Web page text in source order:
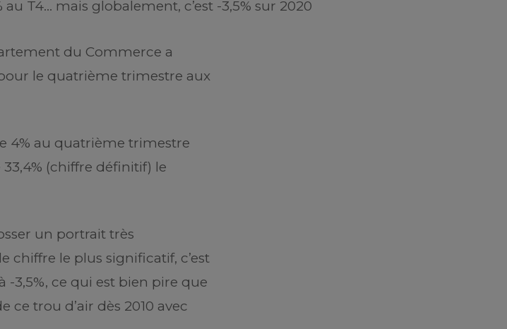
au T4… mais globalement, c’est -3,5% sur 2020
du Commerce a
le quatrième trimestre aux
4% au quatrième trimestre
(chiffre définitif) le
un portrait très
chiffre le plus significatif, c’est
-3,5%, ce qui est bien pire que
ce trou d’air dès 2010 avec